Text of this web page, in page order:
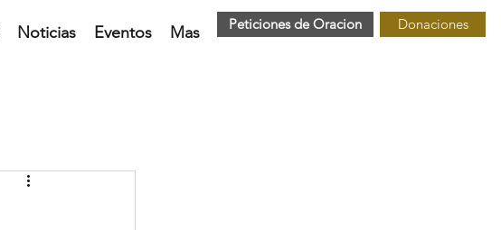
Noticias Eventos Mas Peticiones de Oracion Donaciones